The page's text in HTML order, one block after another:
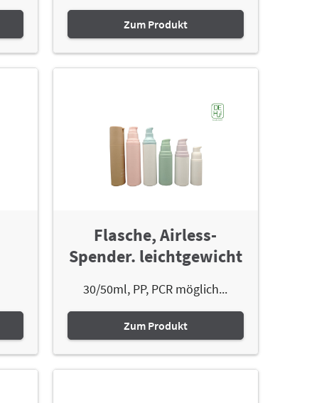
Zum Produkt
Flasche, Airless-
Spender. leichtgewicht
30/50ml, PP, PCR möglich...
Zum Produkt